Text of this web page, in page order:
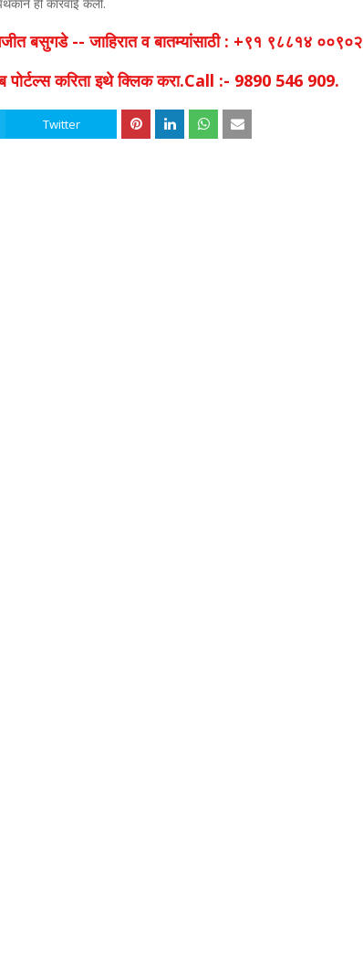
बसुगडे -- जाहिरात व बातम्यांसाठी : +९१ ९८८१४ ००९०२
पोर्टल्स करिता इथे क्लिक करा.Call :- 9890 546 909.
Twitter